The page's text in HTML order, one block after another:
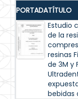
PORTADATÍTULO
Estudio
de la
resinas
de 3M y
bebidas